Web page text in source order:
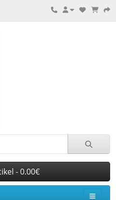
- 0.00€